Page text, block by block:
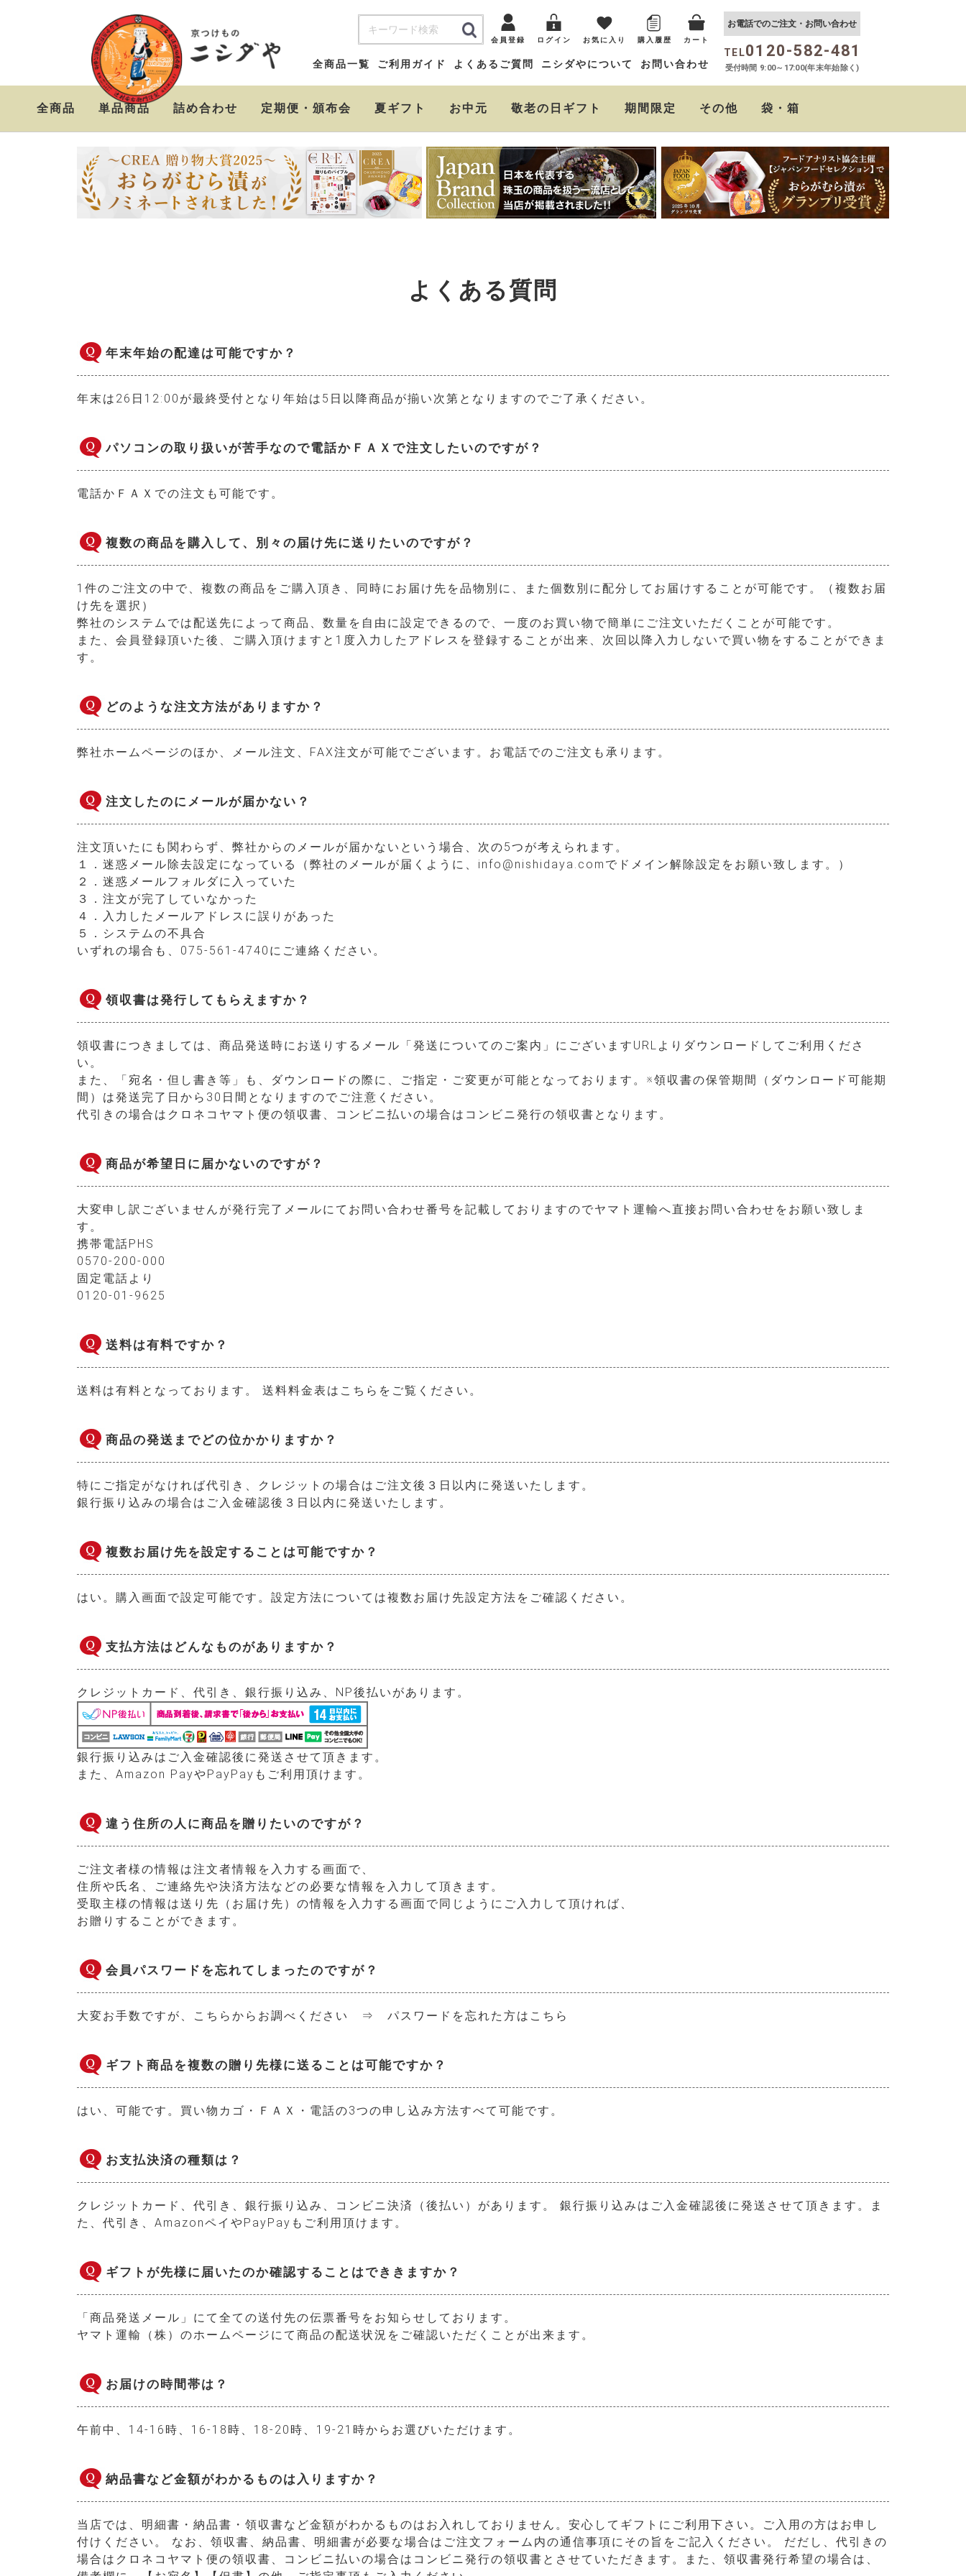
会員登録 ログイン お気に入り 購入履歴 カート
全商品一覧 ご利用ガイド よくあるご質問 ニシダやについて お問い合わせ
お電話でのご注文・お問い合わせ
TEL0120-582-481
受付時間 9:00～17:00(年末年始除く)
全商品 単品商品 詰め合わせ
セット
ット
定期便・頒布会 夏ギフト お中元 敬老の日ギフト 期間限定 その他
おらがむら まぜごはん
の素
しば茶漬け
たるたるソース
クリームチーズの西京
味噌漬
ちりめん山椒
おらがむらポン酢
袋・箱
よくある質問
年末年始の配達は可能ですか？
年末は26日12:00が最終受付となり年始は5日以降商品が揃い次第となりますのでご了承ください。
パソコンの取り扱いが苦手なので電話かＦＡＸで注文したいのですが？
電話かＦＡＸでの注文も可能です。
複数の商品を購入して、別々の届け先に送りたいのですが？
1件のご注文の中で、複数の商品をご購入頂き、同時にお届け先を品物別に、また個数別に配分してお届けすることが可能です。（複数お届
け先を選択）
弊社のシステムでは配送先によって商品、数量を自由に設定できるので、一度のお買い物で簡単にご注文いただくことが可能です。
また、会員登録頂いた後、ご購入頂けますと1度入力したアドレスを登録することが出来、次回以降入力しないで買い物をすることができま
す。
どのような注文方法がありますか？
弊社ホームページのほか、メール注文、FAX注文が可能でございます。お電話でのご注文も承ります。
注文したのにメールが届かない？
注文頂いたにも関わらず、弊社からのメールが届かないという場合、次の5つが考えられます。
１．迷惑メール除去設定になっている（弊社のメールが届くように、info@nishidaya.comでドメイン解除設定をお願い致します。）
２．迷惑メールフォルダに入っていた
３．注文が完了していなかった
４．入力したメールアドレスに誤りがあった
５．システムの不具合
いずれの場合も、075-561-4740にご連絡ください。
領収書は発行してもらえますか？
領収書につきましては、商品発送時にお送りするメール「発送についてのご案内」にございますURLよりダウンロードしてご利用くださ
い。
また、「宛名・但し書き等」も、ダウンロードの際に、ご指定・ご変更が可能となっております。※領収書の保管期間（ダウンロード可能期
間）は発送完了日から30日間となりますのでご注意ください。
代引きの場合はクロネコヤマト便の領収書、コンビニ払いの場合はコンビニ発行の領収書となります。
商品が希望日に届かないのですが？
大変申し訳ございませんが発行完了メールにてお問い合わせ番号を記載しておりますのでヤマト運輸へ直接お問い合わせをお願い致しま
す。
携帯電話PHS
0570-200-000
固定電話より
0120-01-9625
送料は有料ですか？
送料は有料となっております。 送料料金表はこちらをご覧ください。
商品の発送までどの位かかりますか？
特にご指定がなければ代引き、クレジットの場合はご注文後３日以内に発送いたします。
銀行振り込みの場合はご入金確認後３日以内に発送いたします。
複数お届け先を設定することは可能ですか？
はい。購入画面で設定可能です。設定方法については複数お届け先設定方法をご確認ください。
支払方法はどんなものがありますか？
クレジットカード、代引き、銀行振り込み、NP後払いがあります。
銀行振り込みはご入金確認後に発送させて頂きます。
また、Amazon PayやPayPayもご利用頂けます。
違う住所の人に商品を贈りたいのですが？
ご注文者様の情報は注文者情報を入力する画面で、
住所や氏名、ご連絡先や決済方法などの必要な情報を入力して頂きます。
受取主様の情報は送り先（お届け先）の情報を入力する画面で同じようにご入力して頂ければ、
お贈りすることができます。
会員パスワードを忘れてしまったのですが？
大変お手数ですが、こちらからお調べください ⇒ パスワードを忘れた方はこちら
ギフト商品を複数の贈り先様に送ることは可能ですか？
はい、可能です。買い物カゴ・ＦＡＸ・電話の3つの申し込み方法すべて可能です。
お支払決済の種類は？
クレジットカード、代引き、銀行振り込み、コンビニ決済（後払い）があります。 銀行振り込みはご入金確認後に発送させて頂きます。ま
た、代引き、AmazonペイやPayPayもご利用頂けます。
ギフトが先様に届いたのか確認することはでききますか？
「商品発送メール」にて全ての送付先の伝票番号をお知らせしております。
ヤマト運輸（株）のホームページ にて商品の配送状況をご確認いただくことが出来ます。
お届けの時間帯は？
午前中、14-16時、16-18時、18-20時、19-21時からお選びいただけます。
納品書など金額がわかるものは入りますか？
当店では、明細書・納品書・領収書など金額がわかるものはお入れしておりません。安心してギフトにご利用下さい。ご入用の方はお申し
付けください。 なお、領収書、納品書、明細書が必要な場合はご注文フォーム内の通信事項にその旨をご記入ください。 だだし、代引きの
場合はクロネコヤマト便の領収書、コンビニ払いの場合はコンビニ発行の領収書とさせていただきます。また、領収書発行希望の場合は、